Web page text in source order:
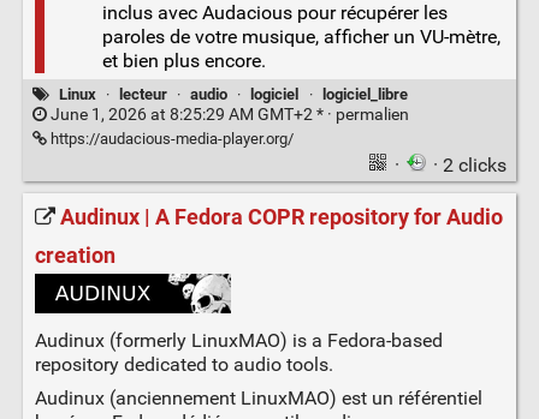
inclus avec Audacious pour récupérer les
paroles de votre musique, afficher un VU-mètre,
et bien plus encore.
Linux · lecteur · audio · logiciel · logiciel_libre
June 1, 2026 at 8:25:29 AM GMT+2 * · permalien
https://audacious-media-player.org/
· · 2 clicks
Audinux | A Fedora COPR repository for Audio
creation
Audinux (formerly LinuxMAO) is a Fedora-based
repository dedicated to audio tools.
Audinux (anciennement LinuxMAO) est un référentiel